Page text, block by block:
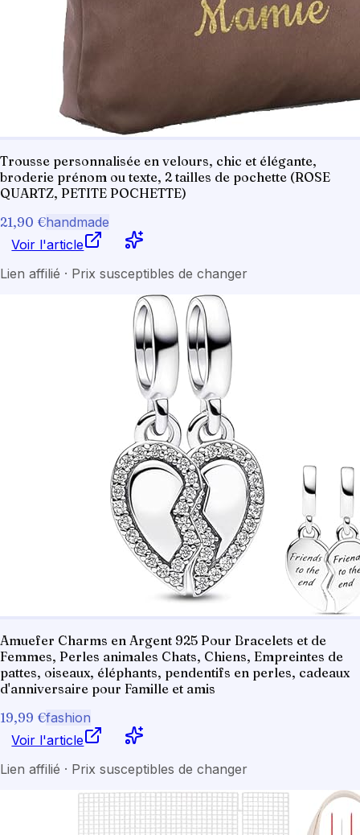
Trousse personnalisée en velours, chic et élégante,
broderie prénom ou texte, 2 tailles de pochette (ROSE
QUARTZ, PETITE POCHETTE)
21,90 €handmade
Voir l'article
Lien affilié · Prix susceptibles de changer
Amuefer Charms en Argent 925 Pour Bracelets et de
Femmes, Perles animales Chats, Chiens, Empreintes de
pattes, oiseaux, éléphants, pendentifs en perles, cadeaux
d'anniversaire pour Famille et amis
19,99 €fashion
Voir l'article
Lien affilié · Prix susceptibles de changer